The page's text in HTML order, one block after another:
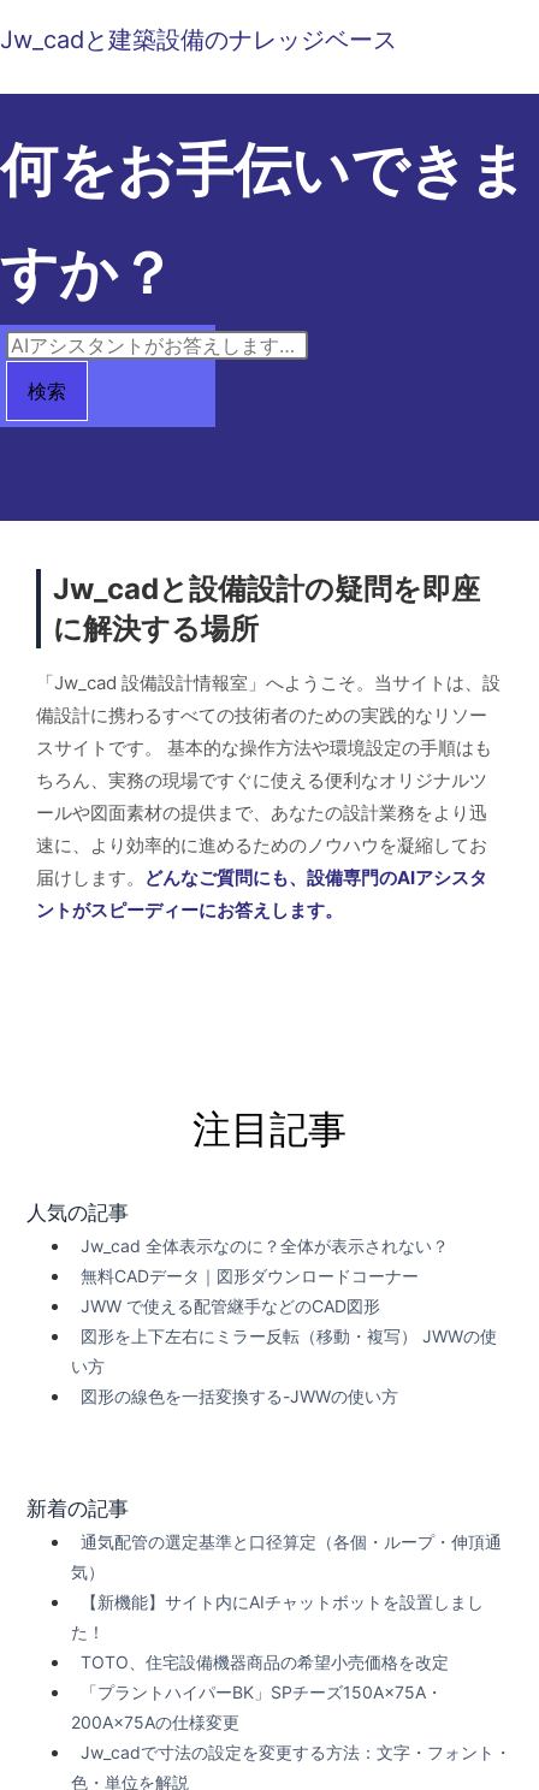
Jw_cadと建築設備のナレッジベース
何をお手伝いできま
すか？
検索
Jw_cadと設備設計の疑問を即座
に解決する場所
「Jw_cad 設備設計情報室」へようこそ。当サイトは、設
備設計に携わるすべての技術者のための実践的なリソー
スサイトです。 基本的な操作方法や環境設定の手順はも
ちろん、実務の現場ですぐに使える便利なオリジナルツ
ールや図面素材の提供まで、あなたの設計業務をより迅
速に、より効率的に進めるためのノウハウを凝縮してお
届けします。
どんなご質問にも、設備専門のAIアシスタ
ントがスピーディーにお答えします。
注目記事
人気の記事
Jw_cad 全体表示なのに？全体が表示されない？
無料CADデータ｜図形ダウンロードコーナー
JWW で使える配管継手などのCAD図形
図形を上下左右にミラー反転（移動・複写） JWWの使
い方
図形の線色を一括変換する-JWWの使い方
新着の記事
通気配管の選定基準と口径算定（各個・ループ・伸頂通
気）
【新機能】サイト内にAIチャットボットを設置しまし
た！
TOTO、住宅設備機器商品の希望小売価格を改定
「プラントハイパーBK」SPチーズ150A×75A・
200A×75Aの仕様変更
Jw_cadで寸法の設定を変更する方法：文字・フォント・
色・単位を解説